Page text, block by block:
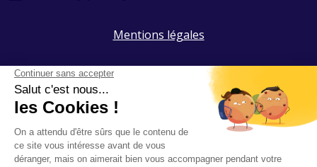
Mentions légales
Politique de confidentialité